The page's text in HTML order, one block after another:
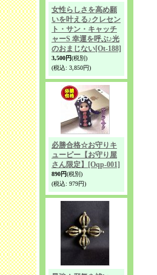
女性らしさを高め願
いを叶える♪クレセン
ト・サン・キャッチ
ャーS 幸運を呼ぶ♪光
のおまじない[Ot-188]
3,500円(税別)
(税込: 3,850円)
必勝合格☆お守りキ
ューピー【お守り屋
さん限定】
[Oqp-001]
890円(税別)
(税込: 979円)